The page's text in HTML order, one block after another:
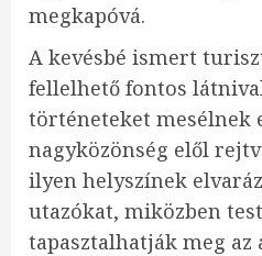
megkapóvá.
A kevésbé ismert
fellelhető fontos
történeteket mesélnek
nagyközönség elől
ilyen helyszínek
utazókat, miközben
tapasztalhatják meg az